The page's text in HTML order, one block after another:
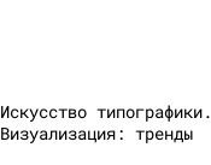
Искусство типографики.
Визуализация: тренды